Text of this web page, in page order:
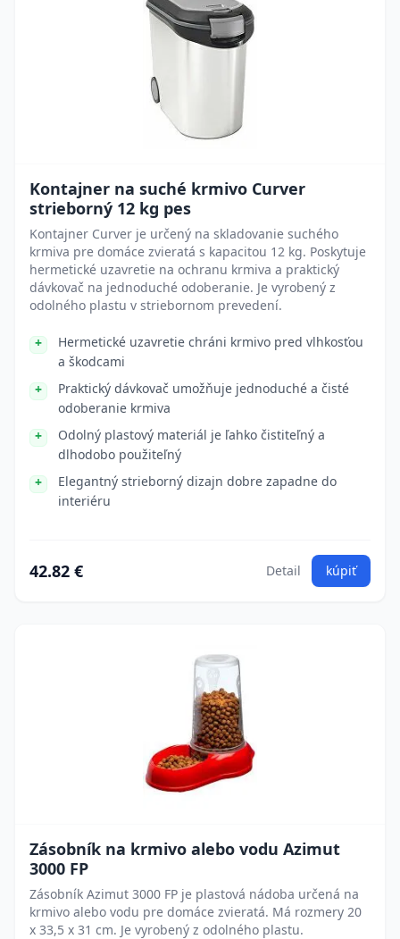
Kontajner na suché krmivo Curver
strieborný 12 kg pes
Kontajner Curver je určený na skladovanie suchého
krmiva pre domáce zvieratá s kapacitou 12 kg. Poskytuje
hermetické uzavretie na ochranu krmiva a praktický
dávkovač na jednoduché odoberanie. Je vyrobený z
odolného plastu v striebornom prevedení.
Hermetické uzavretie chráni krmivo pred vlhkosťou
a škodcami
Praktický dávkovač umožňuje jednoduché a čisté
odoberanie krmiva
Odolný plastový materiál je ľahko čistiteľný a
dlhodobo použiteľný
Elegantný strieborný dizajn dobre zapadne do
interiéru
42.82 € Detail kúpiť
Zásobník na krmivo alebo vodu Azimut
3000 FP
Zásobník Azimut 3000 FP je plastová nádoba určená na
krmivo alebo vodu pre domáce zvieratá. Má rozmery 20
x 33,5 x 31 cm. Je vyrobený z odolného plastu.